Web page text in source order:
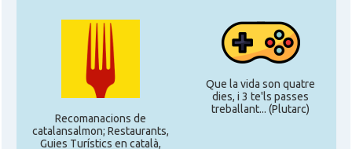
Recomanacions de
catalansalmon; Restaurants,
Guies Turístics en català,
Que la vida son quatre
dies, i 3 te'ls passes
treballant... (Plutarc)